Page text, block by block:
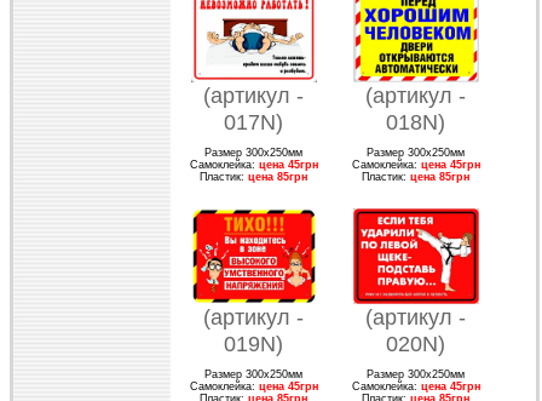
(артикул -
017N)
Размер 300х250мм
Самоклейка: цена 45грн
Пластик:цена 85грн
(артикул -
018N)
Размер 300х250мм
Самоклейка: цена 45грн
Пластик:цена 85грн
(артикул -
019N)
Размер 300х250мм
Самоклейка: цена 45грн
Пластик:цена 85грн
(артикул -
020N)
Размер 300х250мм
Самоклейка: цена 45грн
Пластик:цена 85грн